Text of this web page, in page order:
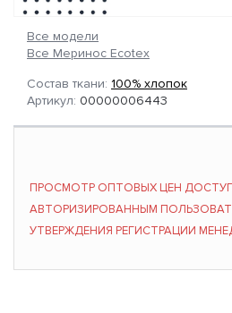
Все модели
Все Меринос Ecotex
Состав ткани: 100% хлопок
Артикул: 00000006443
ПРОСМОТР ОПТОВЫХ ЦЕН
АВТОРИЗИРОВАННЫМ
УТВЕРЖДЕНИЯ РЕГИСТРАЦИИ